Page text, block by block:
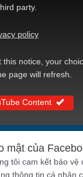
party.
policy
this notice, your
page will refresh.
Content
mật của
tôi cam kết bảo vệ
thông tin cá nhân